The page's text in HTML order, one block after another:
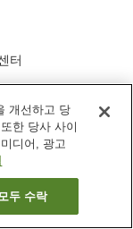
터
이 윈덤 케네윅
개선하고 당
한 당사 사이
디어, 광고
두 수락